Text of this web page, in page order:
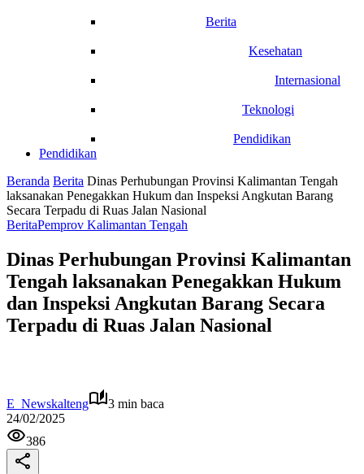
Berita
Kesehatan
Internasional
Teknologi
Pendidikan
Pendidikan
Beranda Berita Dinas Perhubungan Provinsi Kalimantan Tengah
laksanakan Penegakkan Hukum dan Inspeksi Angkutan Barang
Secara Terpadu di Ruas Jalan Nasional
BeritaPemprov Kalimantan Tengah
Dinas Perhubungan Provinsi Kalimantan
Tengah laksanakan Penegakkan Hukum
dan Inspeksi Angkutan Barang Secara
Terpadu di Ruas Jalan Nasional
E_Newskalteng
3 min baca
24/02/2025
386